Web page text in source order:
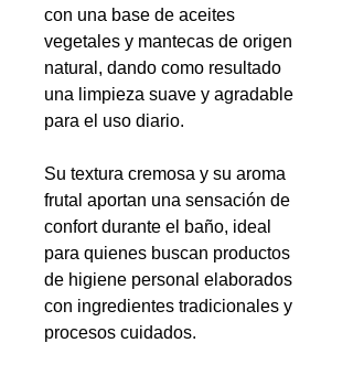
con una base de aceites
vegetales y mantecas de origen
natural, dando como resultado
una limpieza suave y agradable
para el uso diario.
Su textura cremosa y su aroma
frutal aportan una sensación de
confort durante el baño, ideal
para quienes buscan productos
de higiene personal elaborados
con ingredientes tradicionales y
procesos cuidados.